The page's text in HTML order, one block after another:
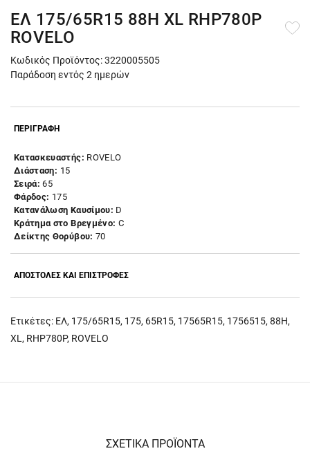
ΕΛ 175/65R15 88Η XL RHP780P
ROVELO
Κωδικός Προϊόντος: 3220005505
Παράδοση εντός 2 ημερών
ΠΕΡΙΓΡΑΦΗ
Κατασκευαστής: ROVELO
Διάσταση: 15
Σειρά: 65
Φάρδος: 175
Κατανάλωση Καυσίμου: D
Κράτημα στο Βρεγμένο: C
Δείκτης Θορύβου: 70
ΑΠΟΣΤΟΛΕΣ ΚΑΙ ΕΠΙΣΤΡΟΦΕΣ
Ετικέτες: ΕΛ, 175/65R15, 175, 65R15, 17565R15, 1756515, 88Η,
XL , RHP780P, ROVELO
ΣΧΕΤΙΚΑ ΠΡΟΪΟΝΤΑ